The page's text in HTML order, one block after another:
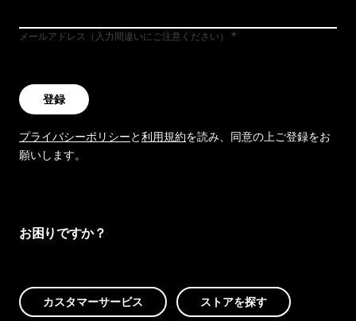
メールアドレス（入力間違いにご注意ください）
登録
プライバシーポリシーと利用規約を読み、同意の上ご登録をお
願いします。
お困りですか？
カスタマーサービス ストアを探す